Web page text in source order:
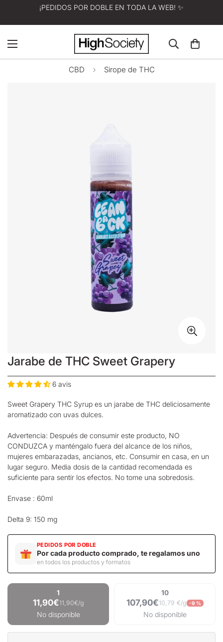
¡PEDIDOS POR DOBLE EN TODA LA WEB! ✨
CBD Sirope de THC
Jarabe de THC Sweet Grapery
6 avis
Sweet Grapery THC Syrup es un jarabe de THC deliciosamente
aromatizado con uvas dulces.
Advertencia: Después de consumir este producto, NO
CONDUZCA y manténgalo fuera del alcance de los niños,
mujeres embarazadas, ancianos, etc. Consumir en casa, en un
lugar seguro. Media dosis de la cantidad recomendada es
suficiente para sentir los efectos. No tome una sobredosis.
Envase : 60ml
Delta 9: 150 mg
PEDIDOS POR DOBLE
Por cada producto comprado, te regalamos uno
en todos los productos y formatos
1
11,90€11,90€/g
No disponible
10
107,90€10,79 €/g -9 %
No disponible